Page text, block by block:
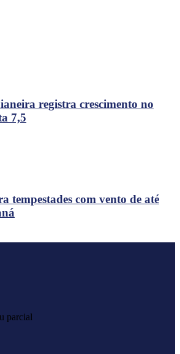
registra crescimento no
7,5
tempestades com vento de até
parcial